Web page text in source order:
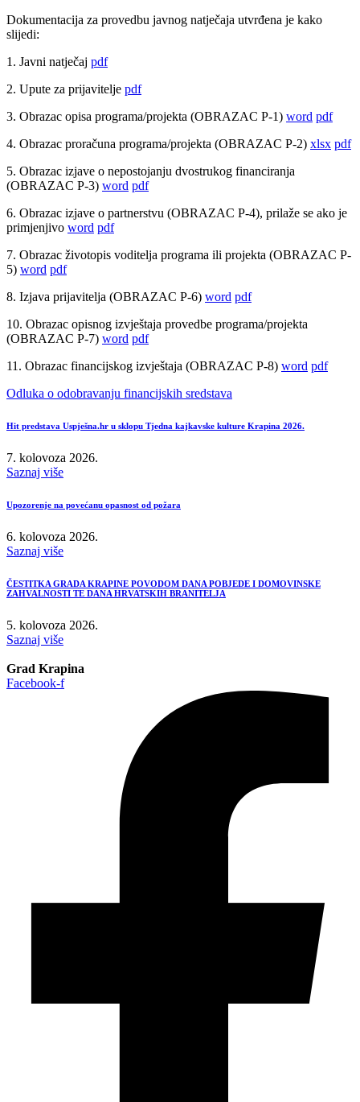
Dokumentacija za provedbu javnog natječaja utvrđena je kako
slijedi:
1. Javni natječaj pdf
2. Upute za prijavitelje pdf
3. Obrazac opisa programa/projekta (OBRAZAC P-1) word pdf
4. Obrazac proračuna programa/projekta (OBRAZAC P-2) xlsx pdf
5. Obrazac izjave o nepostojanju dvostrukog financiranja
(OBRAZAC P-3) word pdf
6. Obrazac izjave o partnerstvu (OBRAZAC P-4), prilaže se ako je
primjenjivo word pdf
7. Obrazac životopis voditelja programa ili projekta (OBRAZAC P-
5) word pdf
8. Izjava prijavitelja (OBRAZAC P-6) word pdf
10. Obrazac opisnog izvještaja provedbe programa/projekta
(OBRAZAC P-7) word pdf
11. Obrazac financijskog izvještaja (OBRAZAC P-8) word pdf
Odluka o odobravanju financijskih sredstava
Hit predstava Uspješna.hr u sklopu Tjedna kajkavske kulture Krapina 2026.
7. kolovoza 2026.
Saznaj više
Upozorenje na povećanu opasnost od požara
6. kolovoza 2026.
Saznaj više
ČESTITKA GRADA KRAPINE POVODOM DANA POBJEDE I DOMOVINSKE
ZAHVALNOSTI TE DANA HRVATSKIH BRANITELJA
5. kolovoza 2026.
Saznaj više
Grad Krapina
Facebook-f